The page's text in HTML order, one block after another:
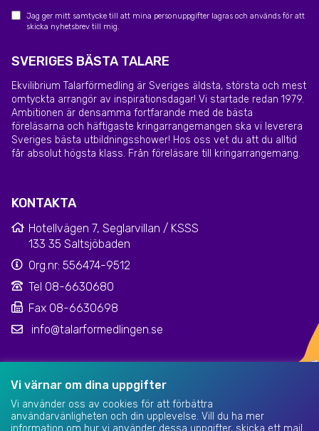
KONTAKTA
Hotellvägen 7, Seglarvillan / KSSS
133 35 Saltsjöbaden
Org.nr: 556474-9512
Tel 08-6630680
Fax 08-6630698
info@talarformedlingen.se
SVERIGES BÄSTA TALARE
Ekvilibrium Talarförmedling är Sveriges äldsta, största och mest
omtyckta arrangör av inspirationsdagar! Vi startade redan 1979.
Ambitionen är densamma fortfarande med de bästa
föreläsarna och häftigaste kringarrangemangen ska vi leverera
Sveriges bästa utbildningsshower! Hos oss vet du att du alltid
får absolut högsta klass. Från föreläsare till kringarrangemang.
Jag ger mitt samtycke till att mina personuppgifter lagras och används för att
skicka nyhetsbrev till mig.
Klarna kundsupport | Dataskyddsinformation
Vi värnar om dina uppgifter
Vi använder oss av cookies för att förbättra
användarvänligheten och din upplevelse. Vill du ha mer
information om hur vi använder dessa uppgifter, skicka ett mail